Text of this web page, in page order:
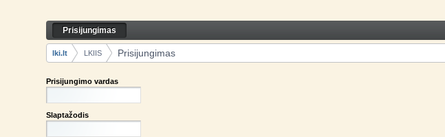
Prisijungimas
Navigation
Prisijungimas
Breadcrumbs
lki.lt LKIIS Prisijungimas
Prisijungimo vardas
Slaptažodis